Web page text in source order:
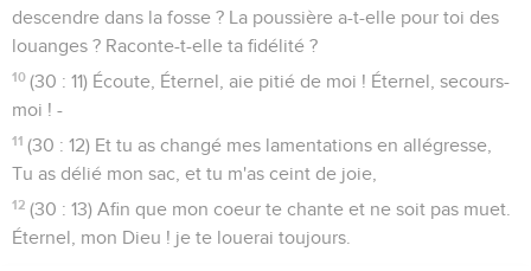
descendre dans la fosse ? La poussière a-t-elle pour toi des
louanges ? Raconte-t-elle ta fidélité ?
10 (30 : 11) Écoute, Éternel, aie pitié de moi ! Éternel, secours-
moi ! -
11 (30 : 12) Et tu as changé mes lamentations en allégresse,
Tu as délié mon sac, et tu m'as ceint de joie,
12 (30 : 13) Afin que mon coeur te chante et ne soit pas muet.
Éternel, mon Dieu ! je te louerai toujours.